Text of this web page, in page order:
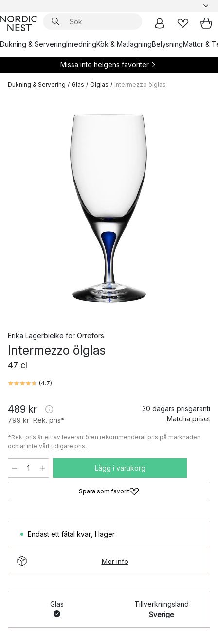
Dukning & ServeringInredningKök & MatlagningBelysningMattor &
Missa inte helgens favoriter
Dukning & Servering / Glas / Ölglas / Intermezzo ölglas
Erika Lagerbielke för Orrefors
Intermezzo ölglas
47 cl
(4.7)
489 kr
799 kr Rek. pris*
30 dagars prisgaranti
Matcha priset
*Rek. pris är ett av leverantören rekommenderat pris på marknaden
och är inte vårt tidigare pris.
Lägg i varukorg
Spara som favorit
Endast ett fåtal kvar I lager
Mer info
Glas
Tillverkningsland
Sverige